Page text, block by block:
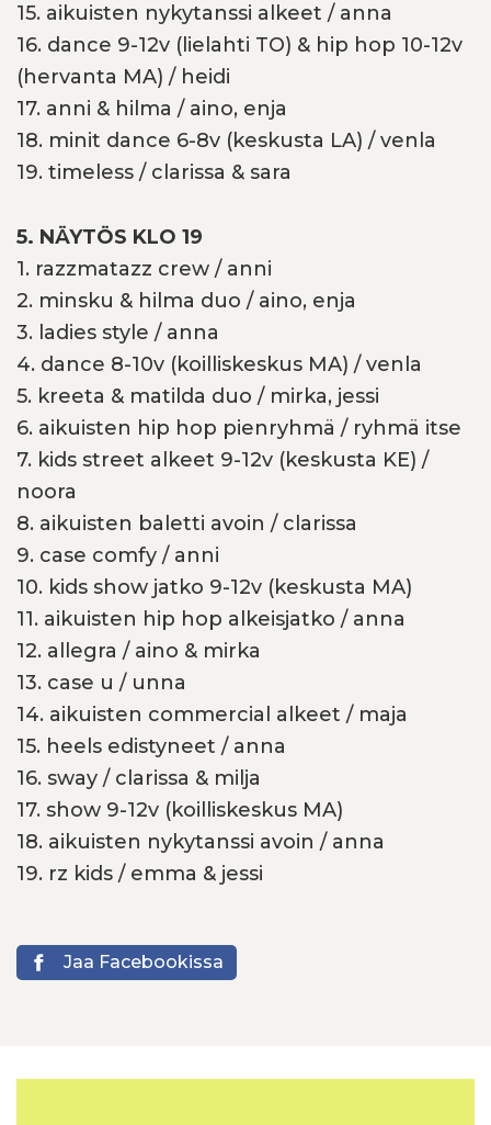
15. aikuisten nykytanssi alkeet / anna
16. dance 9-12v (lielahti TO) & hip hop 10-12v
(hervanta MA) / heidi
17. anni & hilma / aino, enja
18. minit dance 6-8v (keskusta LA) / venla
19. timeless / clarissa & sara
5. NÄYTÖS KLO 19
1. razzmatazz crew / anni
2. minsku & hilma duo / aino, enja
3. ladies style / anna
4. dance 8-10v (koilliskeskus MA) / venla
5. kreeta & matilda duo / mirka, jessi
6. aikuisten hip hop pienryhmä / ryhmä itse
7. kids street alkeet 9-12v (keskusta KE) /
noora
8. aikuisten baletti avoin / clarissa
9. case comfy / anni
10. kids show jatko 9-12v (keskusta MA)
11. aikuisten hip hop alkeisjatko / anna
12. allegra / aino & mirka
13. case u / unna
14. aikuisten commercial alkeet / maja
15. heels edistyneet / anna
16. sway / clarissa & milja
17. show 9-12v (koilliskeskus MA)
18. aikuisten nykytanssi avoin / anna
19. rz kids / emma & jessi
Jaa Facebookissa